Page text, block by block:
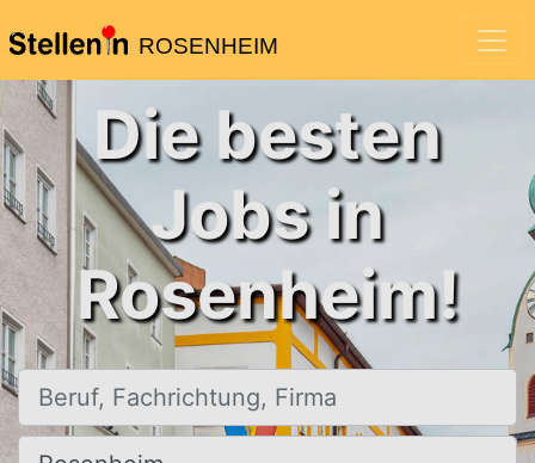
ROSENHEIM
Die besten
Jobs in
Rosenheim!
Beruf, Fachrichtung, Firma
Ort, Stadt